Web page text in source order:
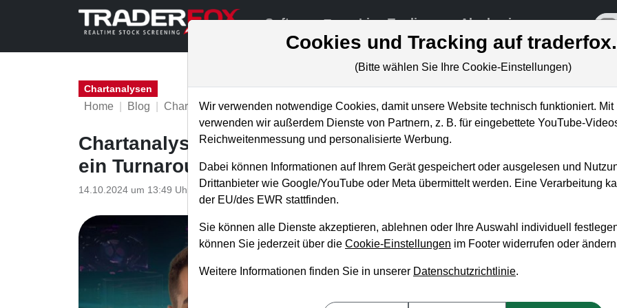
Software Live-Trading Akademie
Chartanalysen
Home Blog Chartanalysen
Chartanalyse Volkwsagen: China-Geschäft bricht ein –
ein Turnaround gelingen?
14.10.2024 um 13:49 Uhr P. Uhlschmied
Cookies und Tracking auf
(Bitte wählen Sie Ihre Cookie-Einstellungen)
Wir verwenden notwendige Cookies, damit unsere Website technisch funktioniert.
verwenden wir außerdem Dienste von Partnern, z. B. für eingebettete YouTube-
Reichweitenmessung und personalisierte Werbung.
Dabei können Informationen auf Ihrem Gerät gespeichert oder ausgelesen und
Drittanbieter wie Google/YouTube oder Meta übermittelt werden. Eine Verarbeitung
der EU/des EWR stattfinden.
Sie können alle Dienste akzeptieren, ablehnen oder Ihre Auswahl individuell
können Sie jederzeit über die Cookie-Einstellungen im Footer widerrufen oder
Weitere Informationen finden Sie in unserer Datenschutzrichtlinie.